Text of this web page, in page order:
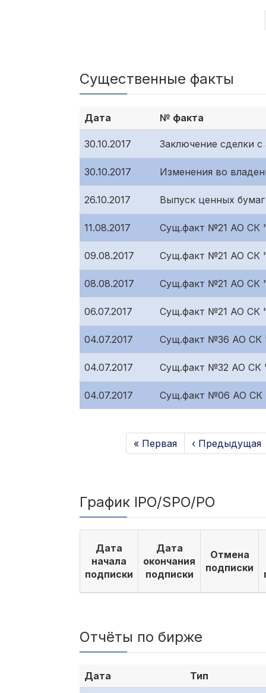
Существенные факты
Дата № факта
30.10.2017 Заключение сделки
30.10.2017 Изменения во
26.10.2017 Выпуск ценных
11.08.2017 Сущ.факт №21 АО СК
09.08.2017 Сущ.факт №21 АО СК
08.08.2017 Сущ.факт №21 АО СК
06.07.2017 Сущ.факт №21 АО СК
04.07.2017 Сущ.факт №36 АО СК
04.07.2017 Сущ.факт №32 АО СК
04.07.2017 Сущ.факт №06 АО СК
« Первая ‹ Предыдущая
График IPO/SPO/PO
Дата
начала
подписки
Дата
окончания
подписки
Отмена
подписки
Отчёты по бирже
Дата Тип